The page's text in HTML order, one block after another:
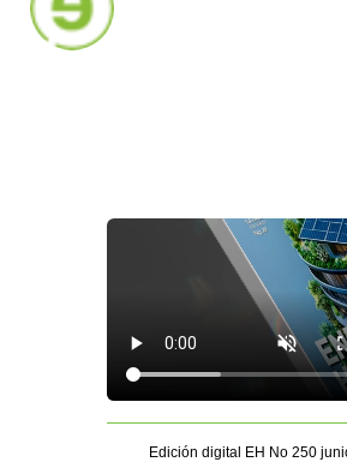
Edición digital EH No 250